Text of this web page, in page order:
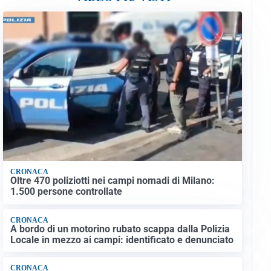
CRONACA
Oltre 470 poliziotti nei campi nomadi di Milano:
1.500 persone controllate
CRONACA
A bordo di un motorino rubato scappa dalla Polizia
Locale in mezzo ai campi: identificato e denunciato
CRONACA